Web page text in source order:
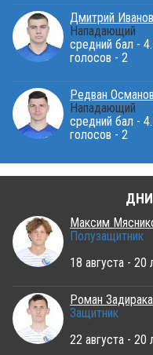
Дмитрий Иванов
Нападающий
средний бал -
голосов - 2
Редван Османов
Нападающий
средний бал -
голосов - 2
Максим
Полузащитник
18 августа - 20
Роман Задирака
Защитник
22 августа - 20